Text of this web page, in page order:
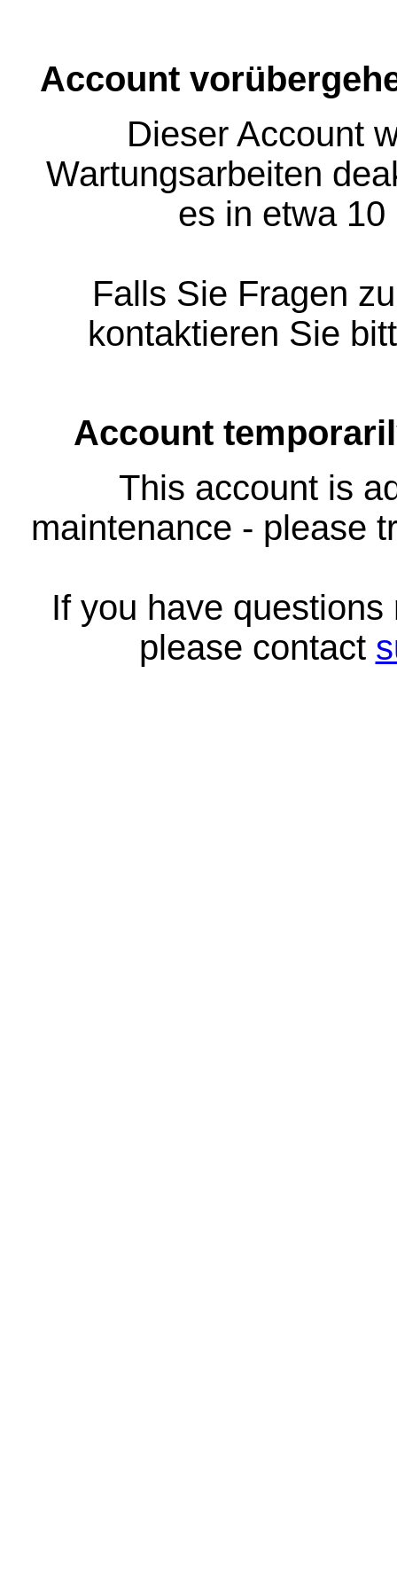
Account
Dieser Account
Wartungsarbeiten
es in etwa
Falls Sie Fragen
kontaktieren Sie
Account
This account is
maintenance - please
If you have
please contact